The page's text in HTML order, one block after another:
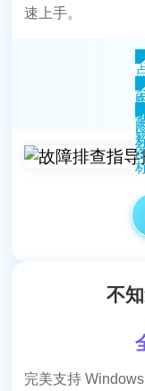
速上手。
不
完美支持
面对复杂的办
持，让我不再
它强大的故障
松搞定打印机维